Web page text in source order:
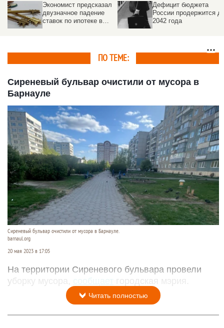
Экономист предсказал
двузначное падение
ставок по ипотеке в
Дефицит бюджета
России продержится
2042 года
ПО ТЕМЕ:
Сиреневый бульвар очистили от мусора в
Барнауле
Сиреневый бульвар очистили от мусора в Барнауле.
barnaul.org
20 мая 2023 в 17:05
На территории Сиреневого бульвара провели
уборку мусора,
сообщает городская мэрия.
Читать полностью